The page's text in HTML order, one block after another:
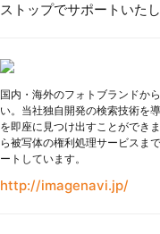
ストップでサポートいたし
国内・海外のフォトブランドか
い。当社独自開発の検索技術を
を即座に見つけ出すことができ
ら被写体の権利処理サービスま
ートしています。
http://imagenavi.jp/